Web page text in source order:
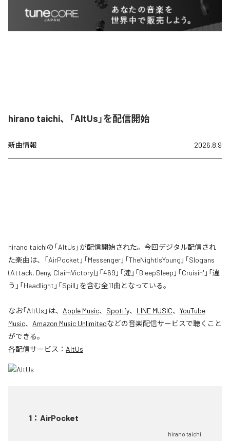
hirano taichi、「AltUs」を配信開始
新曲情報 2026.8.9
hirano taichiの「AltUs」が配信開始された。今回デジタル配信され
た楽曲は、「AirPocket」「Messenger」「TheNightIsYoung」「Slogans
(Attack, Deny, ClaimVictory)」「469」「漣」「BleepSleep」「Cruisin'」「違
う」「Headlight」「Spill」を含む全11曲となっている。
なお「AltUs 」は、 Apple Music、 Spotify、 LINE MUSIC、 YouTube
Music、 Amazon Music Unlimitedなどの音楽配信サービスで聴くこと
ができる。
各配信サービス： AltUs
1 ： AirPocket
hirano taichi